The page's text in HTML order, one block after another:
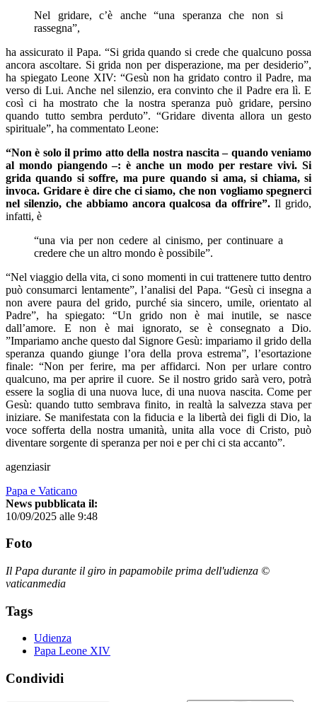
Nel gridare, c’è anche “una speranza che non si
rassegna”,
ha assicurato il Papa. “Si grida quando si crede che qualcuno possa
ancora ascoltare. Si grida non per disperazione, ma per desiderio”,
ha spiegato Leone XIV: “Gesù non ha gridato contro il Padre, ma
verso di Lui. Anche nel silenzio, era convinto che il Padre era lì. E
così ci ha mostrato che la nostra speranza può gridare, persino
quando tutto sembra perduto”. “Gridare diventa allora un gesto
spirituale”, ha commentato Leone:
“Non è solo il primo atto della nostra nascita – quando veniamo
al mondo piangendo –: è anche un modo per restare vivi. Si
grida quando si soffre, ma pure quando si ama, si chiama, si
invoca. Gridare è dire che ci siamo, che non vogliamo spegnerci
nel silenzio, che abbiamo ancora qualcosa da offrire”. Il grido,
infatti, è
“una via per non cedere al cinismo, per continuare a
credere che un altro mondo è possibile”.
“Nel viaggio della vita, ci sono momenti in cui trattenere tutto dentro
può consumarci lentamente”, l’analisi del Papa. “Gesù ci insegna a
non avere paura del grido, purché sia sincero, umile, orientato al
Padre”, ha spiegato: “Un grido non è mai inutile, se nasce
dall’amore. E non è mai ignorato, se è consegnato a Dio.
”Impariamo anche questo dal Signore Gesù: impariamo il grido della
speranza quando giunge l’ora della prova estrema”, l’esortazione
finale: “Non per ferire, ma per affidarci. Non per urlare contro
qualcuno, ma per aprire il cuore. Se il nostro grido sarà vero, potrà
essere la soglia di una nuova luce, di una nuova nascita. Come per
Gesù: quando tutto sembrava finito, in realtà la salvezza stava per
iniziare. Se manifestata con la fiducia e la libertà dei figli di Dio, la
voce sofferta della nostra umanità, unita alla voce di Cristo, può
diventare sorgente di speranza per noi e per chi ci sta accanto”.
agenziasir
Papa e Vaticano
News pubblicata il:
10/09/2025 alle 9:48
Foto
Il Papa durante il giro in papamobile prima dell'udienza ©
vaticanmedia
Tags
Udienza
Papa Leone XIV
Condividi